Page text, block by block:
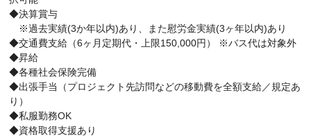
◆決算賞与
※過去実績(3か年以内)あり、また慰労金実績(3ヶ年以内)あり
◆交通費支給（6ヶ月定期代・上限150,000円） ※バス代は対象外
◆昇給
◆各種社会保険完備
◆出張手当（プロジェクト先訪問などの移動費を全額支給／規定あ
り）
◆私服勤務OK
◆資格取得支援あり